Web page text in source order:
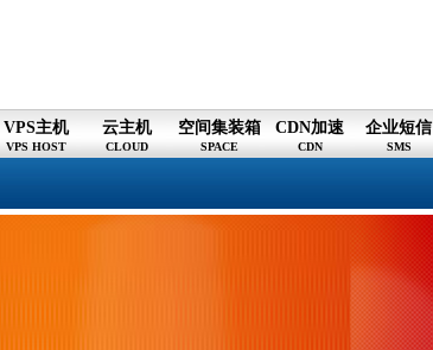
VPS主机
VPS HOST
云主机
CLOUD
空间集装箱
SPACE
CDN加速
CDN
企业短信
SMS